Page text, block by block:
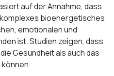
auf der Annahme, dass
bioenergetisches
emotionalen und
ist. Studien zeigen, dass
Gesundheit als auch das